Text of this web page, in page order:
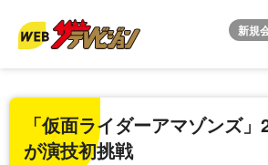
「仮面ライダーアマゾンズ
が演技初挑戦